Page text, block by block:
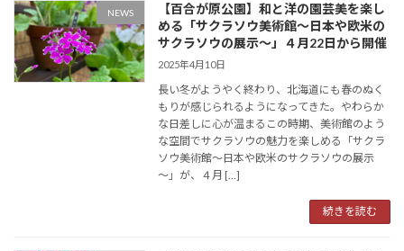
NEWS
【百合が原公園】和と洋の園芸美を楽し
める「サクラソウ美術館～日本や欧米の
サクラソウの展示～」４月22日から開催
2025年4月10日
長い冬がようやく終わり、北海道にも春のぬく
もりが感じられるようになってきた。やわらか
な日差しに心が温まるこの時期、美術館のよう
な空間でサクラソウの魅力を楽しめる「サクラ
ソウ美術館～日本や欧米のサクラソウの展示
～」が、４月 […]
続きを読む